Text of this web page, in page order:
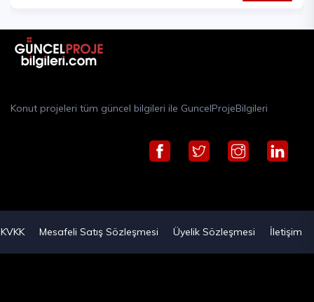
Konut projeleri tüm güncel bilgileri ile GuncelProjeBilgileri
KVKK Mesafeli Satış Sözleşmesi Üyelik Sözleşmesi İletişim